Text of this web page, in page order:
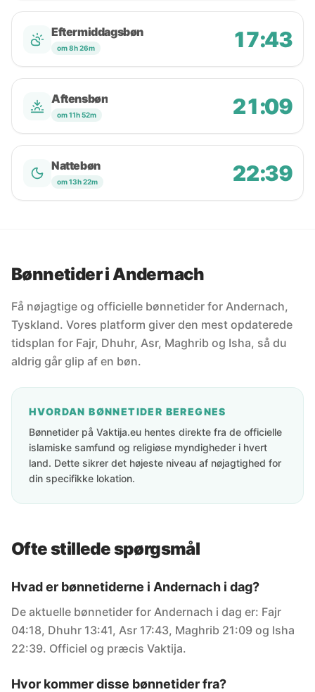
Eftermiddagsbøn
om 8h 26m 17:43
Aftensbøn
om 11h 52m 21:09
Nattebøn
om 13h 22m 22:39
Bønnetider i Andernach
Få nøjagtige og officielle bønnetider for Andernach,
Tyskland. Vores platform giver den mest opdaterede
tidsplan for Fajr, Dhuhr, Asr, Maghrib og Isha, så du
aldrig går glip af en bøn.
HVORDAN BØNNETIDER BEREGNES
Bønnetider på Vaktija.eu hentes direkte fra de officielle
islamiske samfund og religiøse myndigheder i hvert
land. Dette sikrer det højeste niveau af nøjagtighed for
din specifikke lokation.
Ofte stillede spørgsmål
Hvad er bønnetiderne i Andernach i dag?
De aktuelle bønnetider for Andernach i dag er: Fajr
04:18, Dhuhr 13:41, Asr 17:43, Maghrib 21:09 og Isha
22:39. Officiel og præcis Vaktija.
Hvor kommer disse bønnetider fra?